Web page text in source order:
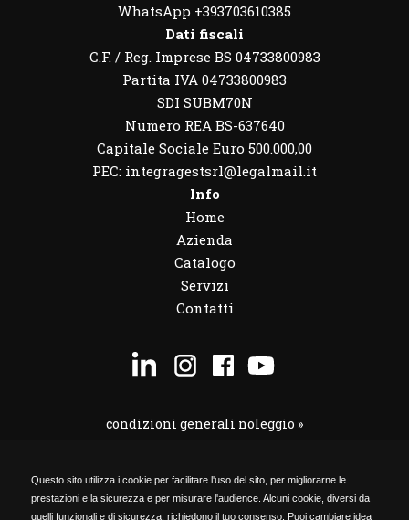
Questo sito utilizza i cookie per facilitare l'uso del sito, per migliorarne le
prestazioni e la sicurezza e per misurare l'audience. Alcuni cookie, diversi da
quelli funzionali e di sicurezza, richiedono il tuo consenso. Puoi cambiare idea
WhatsApp +393703610385
Dati fiscali
C.F. / Reg. Imprese BS 04733800983
Partita IVA 04733800983
SDI SUBM70N
Numero REA BS-637640
Capitale Sociale Euro 500.000,00
PEC: integragestsrl@legalmail.it
Info
Home
Azienda
Catalogo
Servizi
Contatti
condizioni generali noleggio »
codice etico »
Privacy Policy »